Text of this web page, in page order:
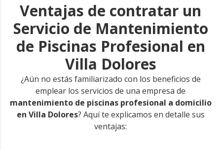
Ventajas de contratar un
Servicio de Mantenimiento
de Piscinas Profesional en
Villa Dolores
¿Aún no estás familiarizado con los beneficios de
emplear los servicios de una empresa de
mantenimiento de piscinas profesional a domicilio
en Villa Dolores? Aquí te explicamos en detalle sus
ventajas: